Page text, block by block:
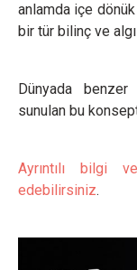
anlamda içe
bir tür bilinç ve
Dünyada
sunulan bu
Ayrıntılı bilgi
edebilirsiniz.